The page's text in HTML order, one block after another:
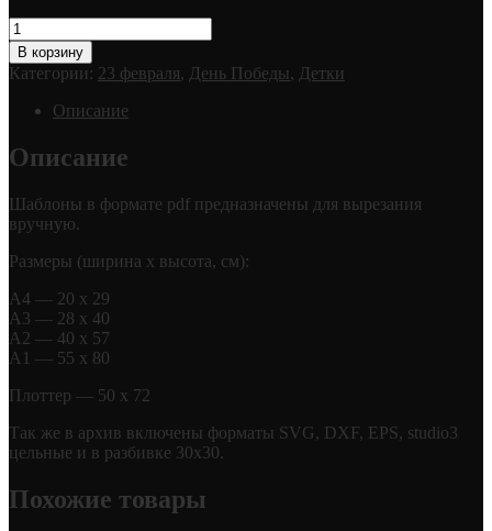
Количество
товара
Пограничник
В корзину
Категории: 23 февраля, День Победы, Детки
Описание
Описание
Шаблоны в формате pdf предназначены для вырезания
вручную.
Размеры (ширина х высота, см):
А4 — 20 х 29
А3 — 28 х 40
А2 — 40 х 57
А1 — 55 х 80
Плоттер — 50 х 72
Так же в архив включены форматы SVG, DXF, EPS, studio3
цельные и в разбивке 30х30.
Похожие товары